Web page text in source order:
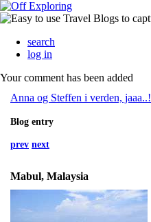
search
log in
Your comment has been added
Anna og Steffen i verden, jaaa..!
Blog entry
prev next
Mabul, Malaysia